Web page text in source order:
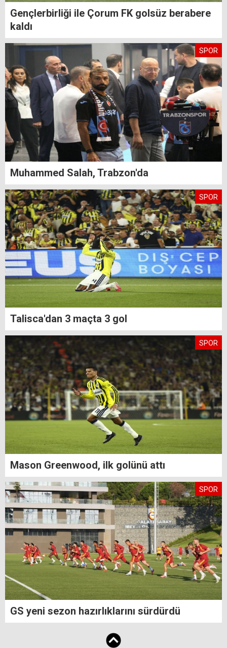
Gençlerbirliği ile Çorum FK golsüz berabere
kaldı
SPOR
Muhammed Salah, Trabzon'da
SPOR
Talisca'dan 3 maçta 3 gol
SPOR
Mason Greenwood, ilk golünü attı
SPOR
GS yeni sezon hazırlıklarını sürdürdü